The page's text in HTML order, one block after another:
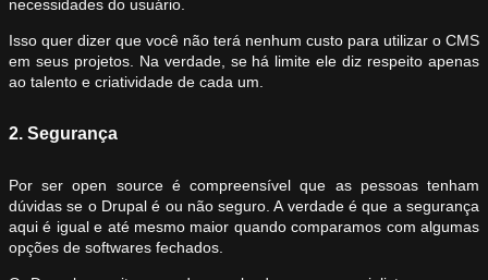
necessidades do usuário.
Isso quer dizer que você não terá nenhum custo para utilizar o CMS
em seus projetos. Na verdade, se há limite ele diz respeito apenas
ao talento e criatividade de cada um.
2. Segurança
Por ser open source é compreensível que as pessoas tenham
dúvidas se o Drupal é ou não seguro. A verdade é que a segurança
aqui é igual e até mesmo maior quando comparamos com algumas
opções de softwares fechados.